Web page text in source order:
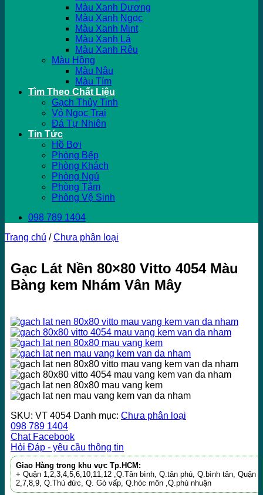
Màu Xanh Dương
Màu Xanh Ngọc
Màu Xanh Mint
Màu Xanh Lá
Màu Xanh Rêu
Màu Hồng
Màu Nâu
Màu Tím
Tìm Theo Chất Liệu
Gạch Thủy Tinh
Vỏ Ngọc Trai
Đá Tự Nhiên
Tin Tức
Hồ Bơi
Phòng Bếp
Phòng Khách
Phòng Ngủ
Phòng Tắm
Phòng Vệ Sinh
098 789 1404
Trang chủ / Chưa phân loại
Gạc Lát Nền 80×80 Vitto 4054 Màu
Bàng kem Nhám Vân Mây
SKU: VT 4054 Danh mục: Chưa phân loại
098 789 1404
Chat Facebook
Hỏi Đáp - yêu cầu thông tin
Giao Hàng trong khu vực Tp.HCM:
+ Quận 1,2,3,4,5,6,10,11,12 ,Q.Tân bình, Q.tân phú, Q.bình tân, Quận
2,7,8,9, Q.Thủ đức, Q. Gò vấp, Q.hóc môn ,Q.phú nhuận